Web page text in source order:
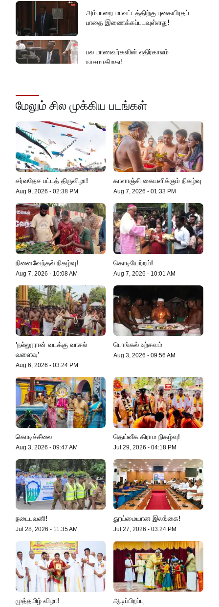
செம்மறி என்று கூறுவது பிழை!
அம்பாறை மாவட்டத்திற்கு புகையிரதப்
பாதை இணைக்கப்படவுள்ளது!
பல மாணவர்களின் எதிர்காலம்
நாசமாகிறது!
தீண்டாமையாகும்!
தமிழர் பகுதிகளில் ஏன் இவ்வாறு
நடக்கிறது?
செம்மறி என்று கூறுவது பிழை!
எல் நினோவை எதிர்கொள்ளத் தயாராக
வேண்டும்!
இலங்கை கடலில் தத்தளித்த இந்திய
மீனவர்கள் பாதுகாப்பாக மீட்பு!
ஸ்டோனிகிளிப் தோட்டத்தில் கம்பிப்
பொறியில் சிக்கிய சிறுத்தை
மேலும் சில முக்கிய படங்கள்
சர்வதேச பட்டத் திருவிழா!
Aug 9, 2026 - 02:38 PM
காளாஞ்சி கையளிக்கும் நிகழ்வு
Aug 7, 2026 - 01:33 PM
நினைவேந்தல் நிகழ்வு!
Aug 7, 2026 - 10:08 AM
கொடியேற்றம்!
Aug 7, 2026 - 10:01 AM
'நல்லூரான் வடக்கு வாசல்
வளைவு'
Aug 6, 2026 - 03:24 PM
பொங்கல் உற்சவம்
Aug 3, 2026 - 09:56 AM
கொடிச்சீலை
Aug 3, 2026 - 09:47 AM
தெய்வீக கிராம நிகழ்வு!
Jul 29, 2026 - 04:18 PM
நடைபவனி!
Jul 28, 2026 - 11:35 AM
தூய்மையான இலங்கை!
Jul 27, 2026 - 03:24 PM
முத்தமிழ் விழா! ஆடிப்பிறப்பு